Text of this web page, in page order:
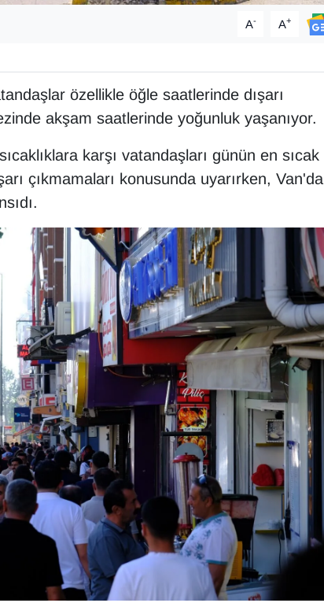
A- A+
özellikle öğle saatlerinde dışarı
akşam saatlerinde yoğunluk yaşanıyor.
karşı vatandaşları günün en sıcak
çıkmamaları konusunda uyarırken, Van'da